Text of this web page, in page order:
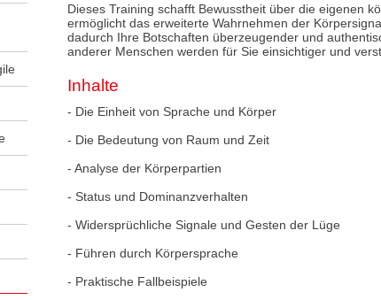
Dieses Training schafft Bewusstheit über die eigenen
ermöglicht das erweiterte Wahrnehmen der
dadurch Ihre Botschaften überzeugender und
anderer Menschen werden für Sie einsichtiger und
Inhalte
- Die Einheit von Sprache und Körper
- Die Bedeutung von Raum und Zeit
- Analyse der Körperpartien
- Status und Dominanzverhalten
- Widersprüchliche Signale und Gesten der Lüge
- Führen durch Körpersprache
- Praktische Fallbeispiele